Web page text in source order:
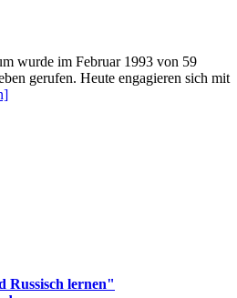
wurde im Februar 1993 von 59
gerufen. Heute engagieren sich mit
Russisch lernen"